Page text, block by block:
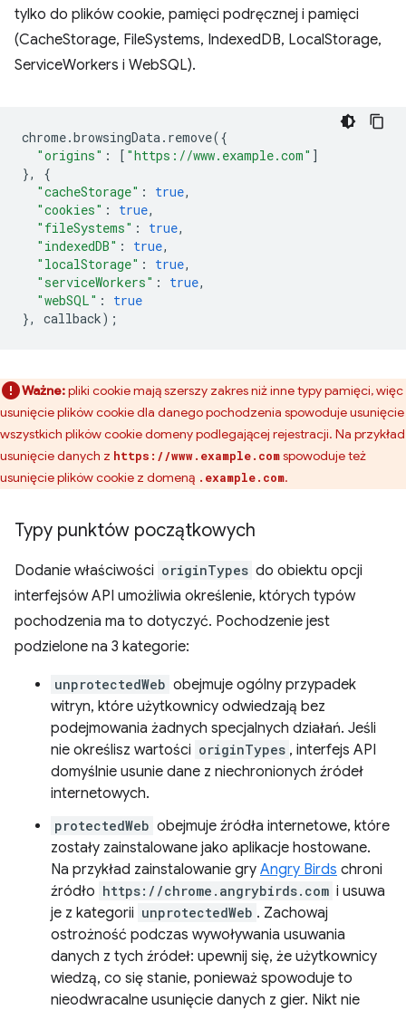
tylko do plików cookie, pamięci podręcznej i pamięci
(CacheStorage, FileSystems, IndexedDB, LocalStorage,
ServiceWorkers i WebSQL).
chrome.browsingData. remove({
"origins" : [ "https://www.example.com" ]
},
{
"cacheStorage" : true,
"cookies" : true,
"fileSystems" : true,
"indexedDB" : true,
"localStorage" : true,
"serviceWorkers" : true,
"webSQL" :
true
},
callback);
Ważne:pliki cookie mają szerszy zakres niż inne typy pamięci, więc
usunięcie plików cookie dla danego pochodzenia spowoduje usunięcie
wszystkich plików cookie domeny podlegającej rejestracji. Na przykład
usunięcie danych z https://www.example.comspowoduje też
usunięcie plików cookie z domeną .example.com.
Typy punktów początkowych
Dodanie właściwości originTypes do obiektu opcji
interfejsów API umożliwia określenie, których typów
pochodzenia ma to dotyczyć. Pochodzenie jest
podzielone na 3 kategorie:
unprotectedWeb obejmuje ogólny przypadek
witryn, które użytkownicy odwiedzają bez
podejmowania żadnych specjalnych działań. Jeśli
nie określisz wartości originTypes , interfejs API
domyślnie usunie dane z niechronionych źródeł
internetowych.
protectedWeb obejmuje źródła internetowe, które
zostały zainstalowane jako aplikacje hostowane.
Na przykład zainstalowanie gry Angry Birds chroni
źródło https://chrome.angrybirds.com i usuwa
je z kategorii unprotectedWeb . Zachowaj
ostrożność podczas wywoływania usuwania
danych z tych źródeł: upewnij się, że użytkownicy
wiedzą, co się stanie, ponieważ spowoduje to
nieodwracalne usunięcie danych z gier. Nikt nie